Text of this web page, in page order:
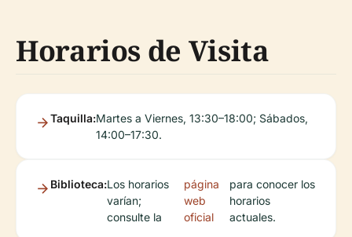
Horarios de Visita
Taquilla:Martes a Viernes, 13:30–18:00; Sábados,
14:00–17:30.
Biblioteca:Los horarios
varían;
consulte la
página
web
oficial
para conocer los
horarios
actuales.